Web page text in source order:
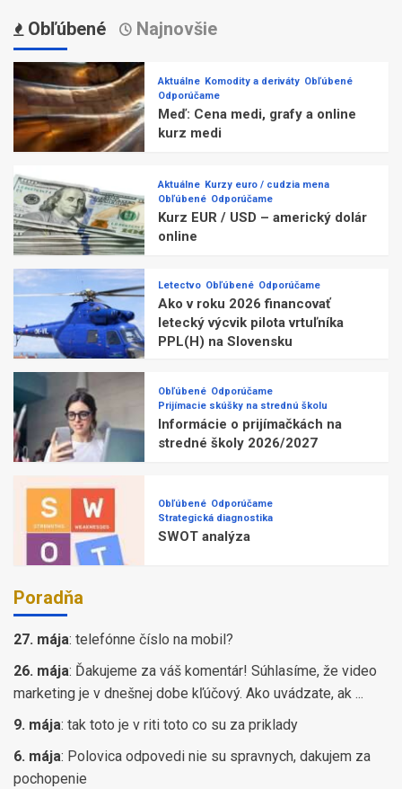
Obľúbené Najnovšie
Aktuálne Komodity a deriváty Obľúbené
Odporúčame
Meď: Cena medi, grafy a online
kurz medi
Aktuálne Kurzy euro / cudzia mena
Obľúbené Odporúčame
Kurz EUR / USD – americký dolár
online
Letectvo Obľúbené Odporúčame
Ako v roku 2026 financovať
letecký výcvik pilota vrtuľníka
PPL(H) na Slovensku
Obľúbené Odporúčame
Prijímacie skúšky na strednú školu
Informácie o prijímačkách na
stredné školy 2026/2027
Obľúbené Odporúčame
Strategická diagnostika
SWOT analýza
Poradňa
27. mája: telefónne číslo na mobil?
26. mája: Ďakujeme za váš komentár! Súhlasíme, že video
marketing je v dnešnej dobe kľúčový. Ako uvádzate, ak ...
9. mája: tak toto je v riti toto co su za priklady
6. mája: Polovica odpovedi nie su spravnych, dakujem za
pochopenie